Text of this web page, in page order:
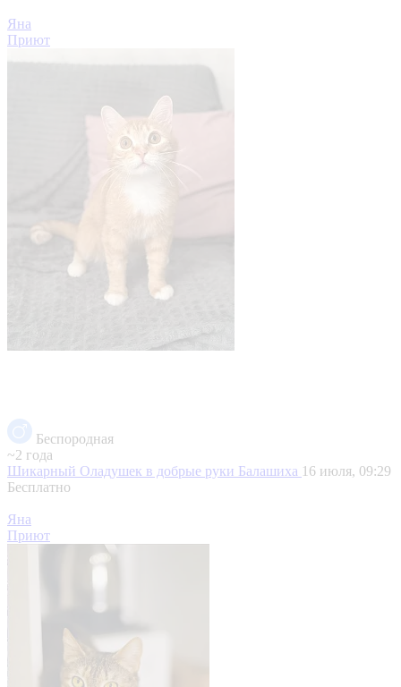
Яна
Приют
Беспородная
~2 года
Шикарный Оладушек в добрые руки Балашиха 16 июля, 09:29
Бесплатно
Яна
Приют